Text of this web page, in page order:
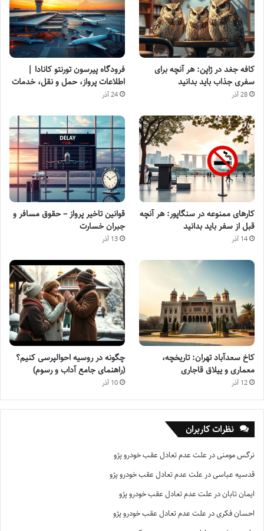
کافه جغد در ژاپن: هر آنچه برای
سفری جذاب باید بدانید
28 آذر
فرودگاه پیرسون تورنتو کانادا |
اطلاعات پرواز، حمل و نقل، خدمات
24 آذر
کارهای ممنوعه در سنگاپور: هر آنچه
قبل از سفر باید بدانید
14 آذر
قوانین تاخیر پرواز – حقوق مسافر و
جبران خسارت
13 آذر
کاخ سعدآباد تهران: تاریخچه،
معماری و ییلاق قاجاری
12 آذر
چگونه در روسیه احوالپرسی کنیم؟
(راهنمای جامع آداب و رسوم)
10 آذر
نظرات کاربران
نرگس مومنیدر علت عدم تعادل عقب خودرو پژو
قدسیه عباسیدر علت عدم تعادل عقب خودرو پژو
ایمان تاباندر علت عدم تعادل عقب خودرو پژو
احسان فکریدر علت عدم تعادل عقب خودرو پژو